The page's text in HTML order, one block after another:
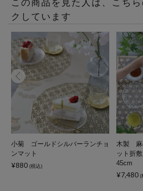
この商品を見た人は、こち
クしています
小菊 ゴールドシルバーランチョ
ンマット
¥880 (税込)
木製 麻
ット折
45cm
¥7,480 (